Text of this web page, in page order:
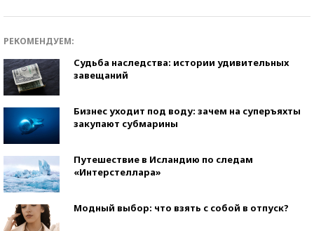
РЕКОМЕНДУЕМ:
Судьба наследства: истории удивительных
завещаний
Бизнес уходит под воду: зачем на суперъяхты
закупают субмарины
Путешествие в Исландию по следам
«Интерстеллара»
Модный выбор: что взять с собой в отпуск?